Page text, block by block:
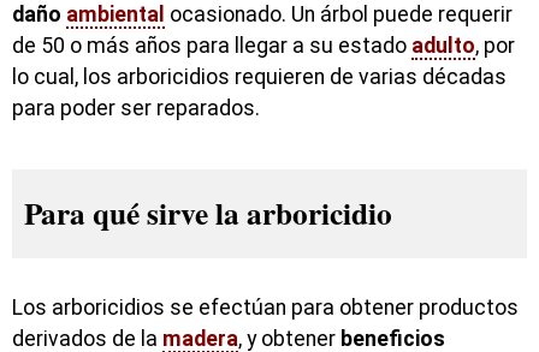
daño ambiental ocasionado. Un árbol puede requerir
de 50 o más años para llegar a su estado adulto, por
lo cual, los arboricidios requieren de varias décadas
para poder ser reparados.
Para qué sirve la arboricidio
Los arboricidios se efectúan para obtener productos
derivados de la madera, y obtener beneficios